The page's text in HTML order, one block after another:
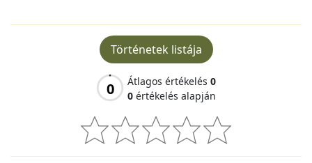
Történetek listája
0 Átlagos értékelés 0
0 értékelés alapján